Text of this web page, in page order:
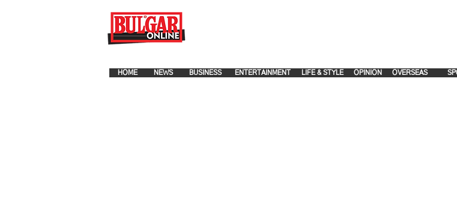
OVERSEAS
OPINION
LIFE & STYLE
ENTERTAINMENT
NEWS
HOME BUSINESS . .